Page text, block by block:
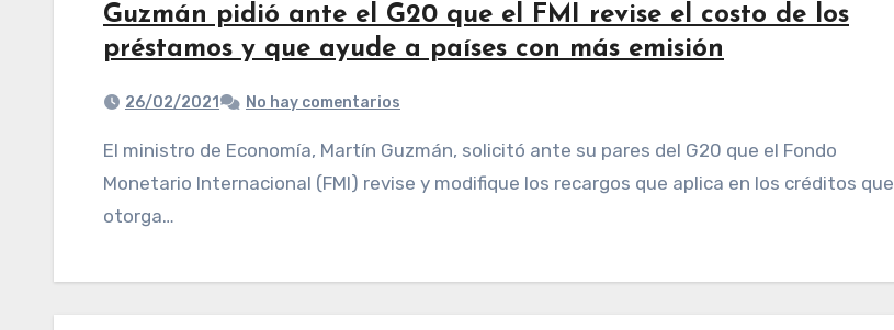
Guzmán pidió ante el G20 que el FMI revise el costo de los
préstamos y que ayude a países con más emisión
26/02/2021 No hay comentarios
El ministro de Economía, Martín Guzmán, solicitó ante su pares del G20 que el Fondo
Monetario Internacional (FMI) revise y modifique los recargos que aplica en los créditos que
otorga…